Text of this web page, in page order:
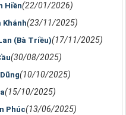
Hiền(22/01/2026)
Khánh(23/11/2025)
(Bà Triều)(17/11/2025)
(30/08/2025)
(10/10/2025)
(15/10/2025)
Phúc(13/06/2025)